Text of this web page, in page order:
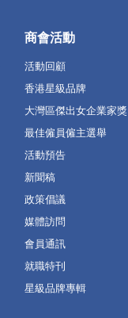
商會活動
活動回顧
香港星級品牌
大灣區傑出女企業家獎
最佳僱員僱主選舉
活動預告
新聞稿
政策倡議
媒體訪問
會員通訊
就職特刊
星級品牌專輯